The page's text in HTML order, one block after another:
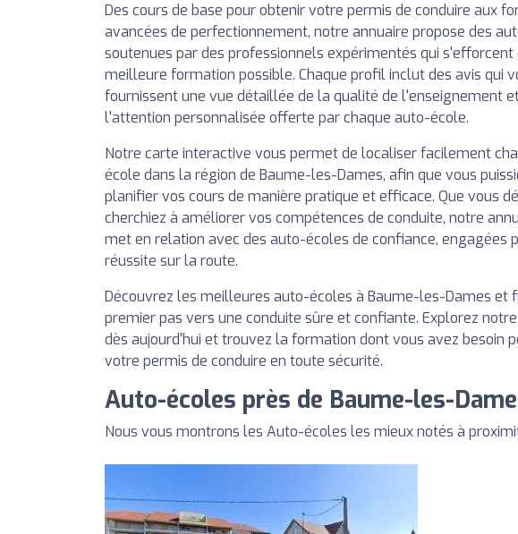
Des cours de base pour obtenir votre permis de conduire aux
avancées de perfectionnement, notre annuaire propose des
soutenues par des professionnels expérimentés qui
meilleure formation possible. Chaque profil inclut des avis qui
fournissent une vue détaillée de la qualité de l'enseignement
l'attention personnalisée offerte par chaque auto-école.
Notre carte interactive vous permet de localiser facilement
école dans la région de Baume-les-Dames, afin que vous
planifier vos cours de manière pratique et efficace. Que vous
cherchiez à améliorer vos compétences de conduite, notre
met en relation avec des auto-écoles de confiance, engagées
réussite sur la route.
Découvrez les meilleures auto-écoles à Baume-les-Dames et
premier pas vers une conduite sûre et confiante. Explorez
dès aujourd'hui et trouvez la formation dont vous avez besoin
votre permis de conduire en toute sécurité.
Auto-écoles près de Baume-les-
Nous vous montrons les Auto-écoles les mieux notés à